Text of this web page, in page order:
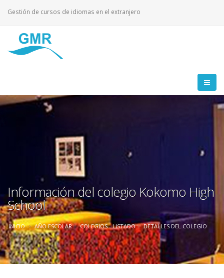
Gestión de cursos de idiomas en el extranjero
Información del colegio Kokomo High
School
INICIO AÑO ESCOLAR COLEGIOS - LISTADO DETALLES DEL COLEGIO